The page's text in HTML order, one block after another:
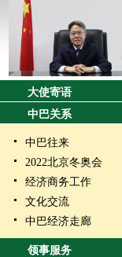
大使寄语
中巴关系
中巴往来
2022北京冬奥会
经济商务工作
文化交流
中巴经济走廊
领事服务